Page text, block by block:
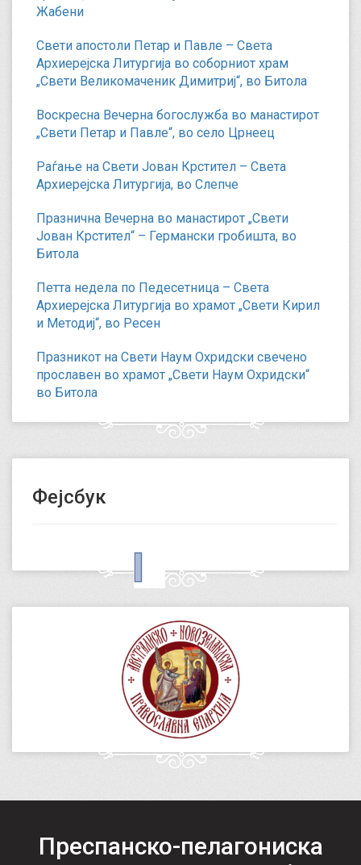
Жабени
Свети апостоли Петар и Павле – Света
Архиерејска Литургија во соборниот храм
„Свети Великомаченик Димитриј“, во Битола
Воскресна Вечерна богослужба во манастирот
„Свети Петар и Павле“, во село Црнеец
Раѓање на Свети Јован Крстител – Света
Архиерејска Литургија, во Слепче
Празнична Вечерна во манастирот „Свети
Јован Крстител“ – Германски гробишта, во
Битола
Петта недела по Педесетница – Света
Архиерејска Литургија во храмот „Свети Кирил
и Методиј“, во Ресен
Празникот на Свети Наум Охридски свечено
прославен во храмот „Свети Наум Охридски“
во Битола
Фејсбук
Преспанско-пелагониска